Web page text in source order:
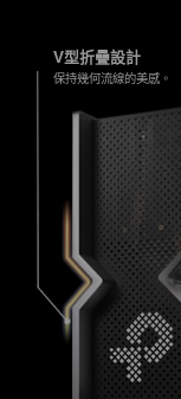
V型折疊設計
保持幾何流線的美感。